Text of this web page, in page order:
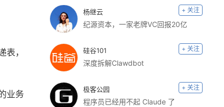
，
业务
杨继云 + 关注
纪源资本，一家老牌VC回报20亿
硅谷101 + 关注
深度拆解Clawdbot
极客公园 + 关注
程序员已经用不起 Claude 了